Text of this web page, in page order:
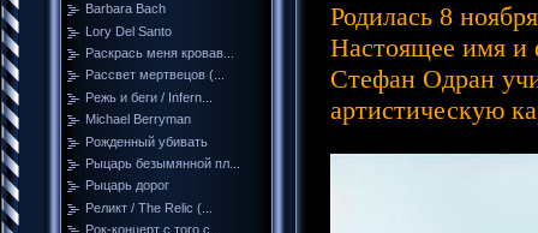
Barbara Bach
Lory Del Santo
Раскрась меня кровав...
Рассвет мертвецов (...
Режь и беги / Infern...
Michael Berryman
Рожденный убивать
Рыцарь безымянной пл...
Рыцарь дорог
Реликт / The Relic (...
Рок-концерт с того с...
Родилась 8
Настоящее имя
Стефан Одран
артистическую